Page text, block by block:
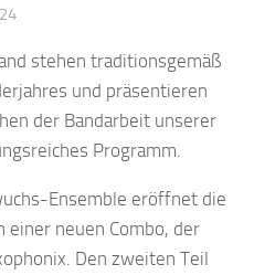
stehen traditionsgemäß
und präsentieren
der Bandarbeit unserer
Programm.
Ensemble eröffnet die
neuen Combo, der
Den zweiten Teil